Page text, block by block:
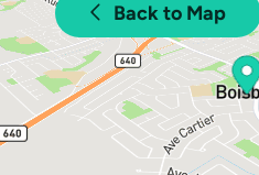
Back to Map